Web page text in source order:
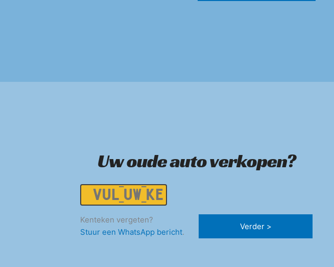
Uw oude auto verkopen?
Kenteken
Kenteken vergeten?
Stuur een WhatsApp bericht.